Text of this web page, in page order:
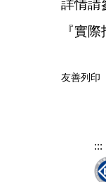
詳情請
『實
友善列印
:::